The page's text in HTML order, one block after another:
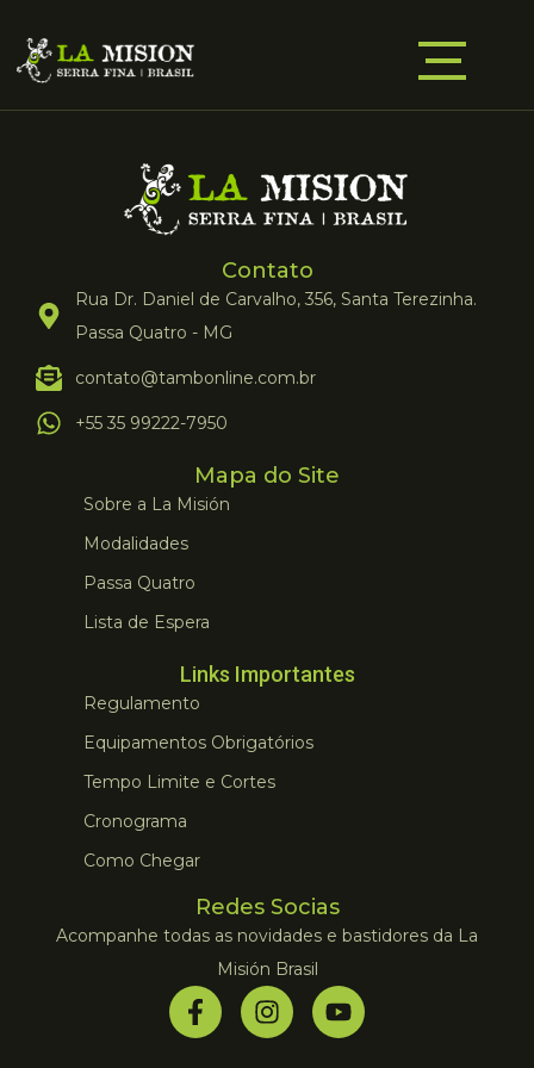
Contato
Rua Dr. Daniel de Carvalho, 356, Santa Terezinha.
Passa Quatro - MG
contato@tambonline.com.br
+55 35 99222-7950
Mapa do Site
Sobre a La Misión
Modalidades
Passa Quatro
Lista de Espera
Links Importantes
Regulamento
Equipamentos Obrigatórios
Tempo Limite e Cortes
Cronograma
Como Chegar
Redes Socias
Acompanhe todas as novidades e bastidores da La
Misión Brasil